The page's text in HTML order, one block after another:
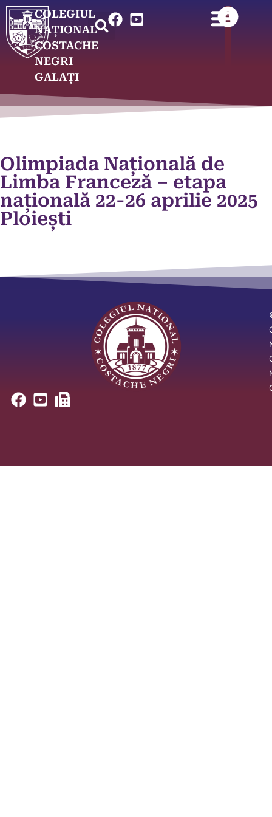
COLEGIUL
NAȚIONAL
COSTACHE
NEGRI
GALAȚI
Olimpiada Națională de
Limba Franceză – etapa
națională 22-26 aprilie 2025
Ploiești